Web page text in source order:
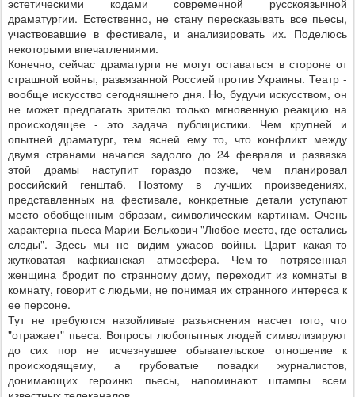
эстетическими кодами современной русскоязычной
драматургии. Естественно, не стану пересказывать все пьесы,
участвовавшие в фестивале, и анализировать их. Поделюсь
некоторыми впечатлениями.
Конечно, сейчас драматурги не могут оставаться в стороне от
страшной войны, развязанной Россией против Украины. Театр -
вообще искусство сегодняшнего дня. Но, будучи искусством, он
не может предлагать зрителю только мгновенную реакцию на
происходящее - это задача публицистики. Чем крупней и
опытней драматург, тем ясней ему то, что конфликт между
двумя странами начался задолго до 24 февраля и развязка
этой драмы наступит гораздо позже, чем планировал
российский генштаб. Поэтому в лучших произведениях,
представленных на фестивале, конкретные детали уступают
место обобщенным образам, символическим картинам. Очень
характерна пьеса Марии Белькович "Любое место, где остались
следы". Здесь мы не видим ужасов войны. Царит какая-то
жутковатая кафкианская атмосфера. Чем-то потрясенная
женщина бродит по странному дому, переходит из комнаты в
комнату, говорит с людьми, не понимая их странного интереса к
ее персоне.
Тут не требуются назойливые разъяснения насчет того, что
"отражает" пьеса. Вопросы любопытных людей символизируют
до сих пор не исчезнувшее обывательское отношение к
происходящему, а грубоватые повадки журналистов,
донимающих героиню пьесы, напоминают штампы всем